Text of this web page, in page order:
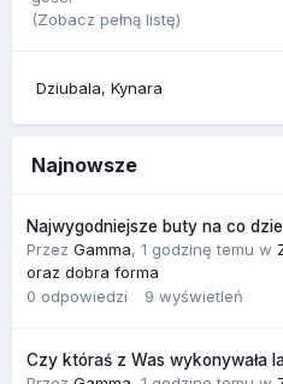
(Zobacz pełną listę)
Dziubala Kynara
Najnowsze
Najwygodniejsze buty na co
Przez Gamma, 1 godzinę temu w
oraz dobra forma
0 odpowiedzi 9 wyświetleń
Czy któraś z Was wykonywała